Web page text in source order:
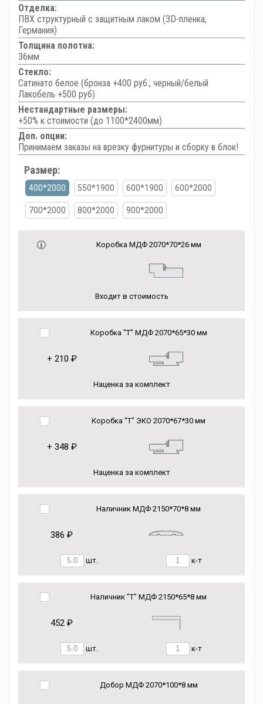
Отделка:
ПВХ структурный с защитным лаком (3D-пленка,
Германия)
Толщина полотна:
36мм
Стекло:
Сатинато белое (бронза +400 руб.; черный/белый
Лакобель +500 руб)
Нестандартные размеры:
+50% к стоимости (до 1100*2400мм)
Доп. опции:
Принимаем заказы на врезку фурнитуры и сборку в блок!
Размер:
400*2000 550*1900 600*1900 600*2000
700*2000 800*2000 900*2000
Коробка МДФ 2070*70*26 мм
Входит в стоимость
Коробка "Т" МДФ 2070*65*30 мм
+ 210 ₽
Наценка за комплект
Коробка "Т" ЭКО 2070*67*30 мм
+ 348 ₽
Наценка за комплект
Наличник МДФ 2150*70*8 мм
386 ₽
шт. к-т
Наличник "Т" МДФ 2150*65*8 мм
452 ₽
шт. к-т
Добор МДФ 2070*100*8 мм